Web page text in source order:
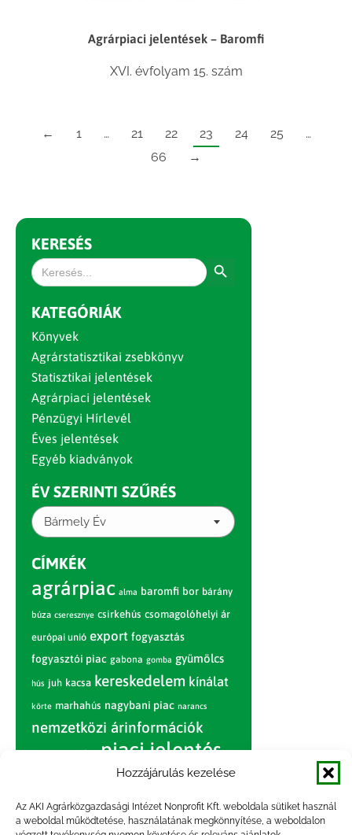
Hozzájárulás kezelése
Az AKI Agrárközgazdasági Intézet Nonprofit Kft. weboldala sütiket használ
a weboldal működtetése, használatának megkönnyítése, a weboldalon
Agrárpiaci jelentések – Baromfi
XVI. évfolyam 15. szám
← 1 … 21 22 23 24 25
…
66
→
KERESÉS
Search
for:
KATEGÓRIÁK
Könyvek
Agrárstatisztikai zsebkönyv
Statisztikai jelentések
Agrárpiaci jelentések
Pénzügyi Hírlevél
Éves jelentések
Egyéb kiadványok
ÉV SZERINTI SZŰRÉS
Bármely Év
CÍMKÉK
agrárpiac alma baromfi bor bárány
búza cseresznye csirkehús csomagolóhelyi ár
európai unió export fogyasztás
fogyasztói piac gabona gomba gyümölcs
hús juh kacsa kereskedelem kínálat
körte marhahús nagybani piac narancs
nemzetközi árinformációk
piac piaci jelentés
sertés sertéshús
szarvasmarha termelés termelői
ár tojás világpiac vágóbárány